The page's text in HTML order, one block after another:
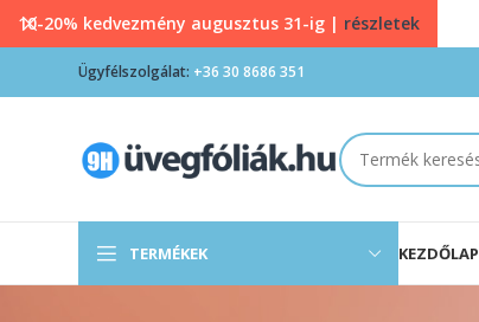
Ügyfélszolgálat: +36 30 8686 351
TERMÉKEK KEZDŐLAP
10-20% kedvezmény augusztus 31-ig | részletek